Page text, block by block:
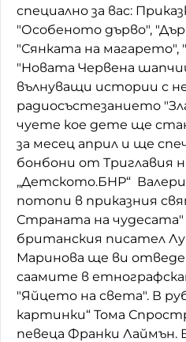
Непознатите думи
Като Айнщайн
Домашен любимец
Питаме Ви
До ре ми
специално за вас:
"Особеното дърво",
"Сянката на магарето",
"Новата Червена
вълнуващи истории с
радиосъстезанието
чуете кое дете ще
за месец април и ще
бонбони от Триглавия
„Детското.БНР“
потопи в приказния
Страната на чудесата"
британския писател
Маринова ще ви
саамите в
"Яйцето на света". В
картинки“ Тома
певеца Франки Лаймън.